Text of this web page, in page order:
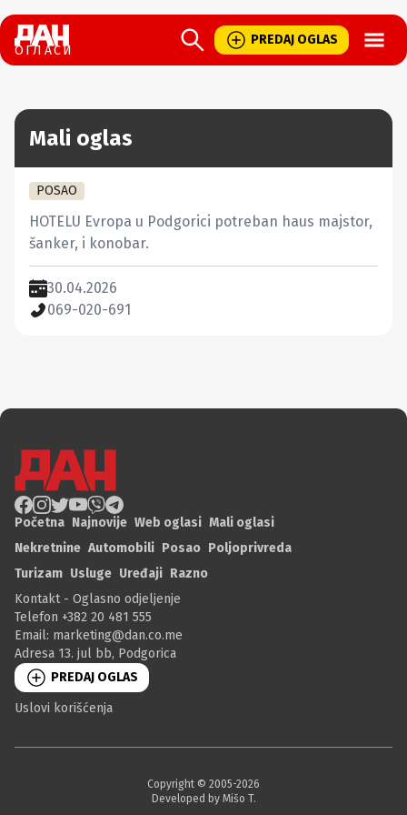
ОГЛАСИ
PREDAJ OGLAS
Mali oglas
POSAO
HOTELU Evropa u Podgorici potreban haus majstor,
šanker, i konobar.
30.04.2026
069-020-691
Početna Najnovije Web oglasi Mali oglasi
Nekretnine Automobili Posao Poljoprivreda
Turizam Usluge Uređaji Razno
Kontakt - Oglasno odjeljenje
Telefon +382 20 481 555
Email: marketing@dan.co.me
Adresa 13. jul bb, Podgorica
PREDAJ OGLAS
Uslovi korišćenja
Copyright © 2005-2026
Developed by Mišo T.